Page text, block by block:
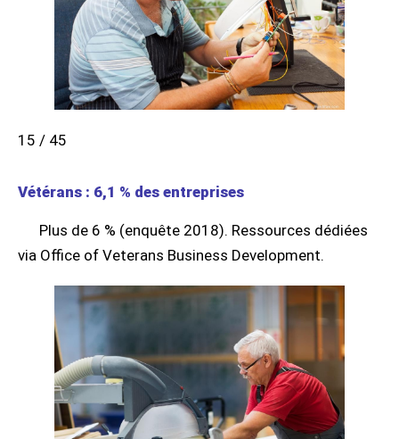
15 / 45
Vétérans : 6,1 % des entreprises
Plus de 6 % (enquête 2018). Ressources dédiées
via Office of Veterans Business Development.